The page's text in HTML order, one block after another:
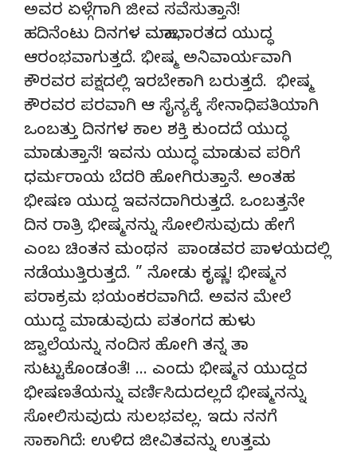
ಅವರ ಏಳ್ಗೆಗಾಗಿ ಜೀವ ಸವೆಸುತ್ತಾನೆ!
ಹದಿನೆಂಟು ದಿನಗಳ ಮಹಾಭಾರತದ ಯುದ್ಧ
ಆರಂಭವಾಗುತ್ತದೆ. ಭೀಷ್ಮ ಅನಿವಾರ್ಯವಾಗಿ
ಕೌರವರ ಪಕ್ಷದಲ್ಲಿ ಇರಬೇಕಾಗಿ ಬರುತ್ತದೆ. ಭೀಷ್ಮ
ಕೌರವರ ಪರವಾಗಿ ಆ ಸೈನ್ಯಕ್ಕೆ ಸೇನಾಧಿಪತಿಯಾಗಿ
ಒಂಬತ್ತು ದಿನಗಳ ಕಾಲ ಶಕ್ತಿ ಕುಂದದೆ ಯುದ್ಧ
ಮಾಡುತ್ತಾನೆ! ಇವನು ಯುದ್ಧ ಮಾಡುವ ಪರಿಗೆ
ಧರ್ಮರಾಯ ಬೆದರಿ ಹೋಗಿರುತ್ತಾನೆ. ಅಂತಹ
ಭೀಷಣ ಯುದ್ದ ಇವನದಾಗಿರುತ್ತದೆ. ಒಂಬತ್ತನೇ
ದಿನ ರಾತ್ರಿ ಭೀಷ್ಮನನ್ನು ಸೋಲಿಸುವುದು ಹೇಗೆ
ಎಂಬ ಚಿಂತನ ಮಂಥನ ಪಾಂಡವರ ಪಾಳಯದಲ್ಲಿ
ನಡೆಯುತ್ತಿರುತ್ತದೆ. ” ನೋಡು ಕೃಷ್ಣ! ಭೀಷ್ಮನ
ಪರಾಕ್ರಮ ಭಯಂಕರವಾಗಿದೆ. ಅವನ ಮೇಲೆ
ಯುದ್ದ ಮಾಡುವುದು ಪತಂಗದ ಹುಳು
ಜ್ವಾಲೆಯನ್ನು ನಂದಿಸ ಹೋಗಿ ತನ್ನ ತಾ
ಸುಟ್ಟುಕೊಂಡಂತೆ! … ಎಂದು ಭೀಷ್ಮನ ಯುದ್ದದ
ಭೀಷಣತೆಯನ್ನು ವರ್ಣಿಸಿದುದಲ್ಲದೆ ಭೀಷ್ಮನನ್ನು
ಸೋಲಿಸುವುದು ಸುಲಭವಲ್ಲ. ಇದು ನನಗೆ
ಸಾಕಾಗಿದೆ: ಉಳಿದ ಜೀವಿತವನ್ನು ಉತ್ತಮ